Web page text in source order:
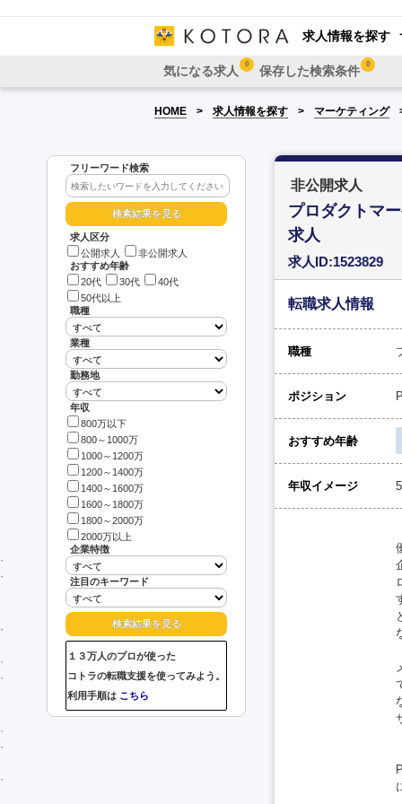
求人情報を探す
気になる求人 0 保存した検索条件 0
HOME 求人情報を探す マーケティング
フリーワード検索
求人区分
公開求人
非公開求人
おすすめ年齢
20代
30代
40代
50代以上
職種
業種
勤務地
年収
800万以下
800～1000万
1000～1200万
1200～1400万
1400～1600万
1600～1800万
1800～2000万
2000万以上
企業特徴
注目のキーワード
１３万人のプロが使った
コトラの転職支援を使ってみよう。
利用手順は こちら
非公開求人
プロダクトマ
求人
求人ID:1523829
転職求人情報
職種
ポジション
おすすめ年齢
年収イメージ